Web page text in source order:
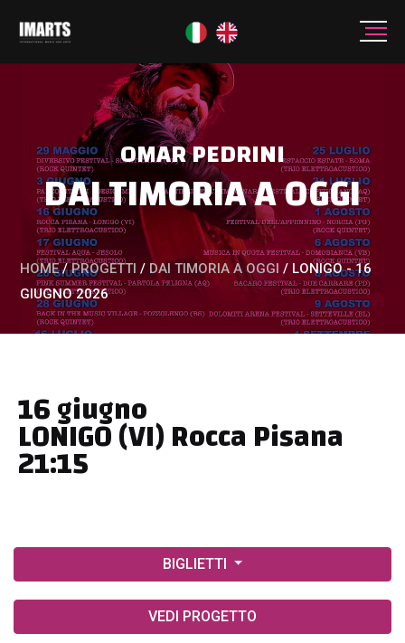
OMAR PEDRINI
DAI TIMORIA A OGGI
HOME / PROGETTI / DAI TIMORIA A OGGI / LONIGO - 16
GIUGNO 2026
16 giugno
LONIGO (VI) Rocca Pisana
21:15
BIGLIETTI
VEDI PROGETTO